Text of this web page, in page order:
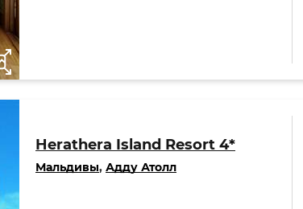
Herathera Island Resort 4*
Мальдивы, Адду Атолл